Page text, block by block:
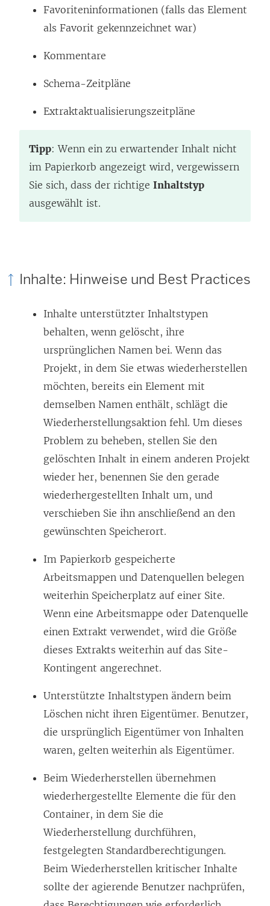
Favoriteninformationen (falls das Element
als Favorit gekennzeichnet war)
Kommentare
Schema-Zeitpläne
Extraktaktualisierungszeitpläne
Tipp: Wenn ein zu erwartender Inhalt nicht
im Papierkorb angezeigt wird, vergewissern
Sie sich, dass der richtige Inhaltstyp
ausgewählt ist.
Inhalte: Hinweise und Best Practices
Inhalte unterstützter Inhaltstypen
behalten, wenn gelöscht, ihre
ursprünglichen Namen bei. Wenn das
Projekt, in dem Sie etwas wiederherstellen
möchten, bereits ein Element mit
demselben Namen enthält, schlägt die
Wiederherstellungsaktion fehl. Um dieses
Problem zu beheben, stellen Sie den
gelöschten Inhalt in einem anderen Projekt
wieder her, benennen Sie den gerade
wiederhergestellten Inhalt um, und
verschieben Sie ihn anschließend an den
gewünschten Speicherort.
Im Papierkorb gespeicherte
Arbeitsmappen und Datenquellen belegen
weiterhin Speicherplatz auf einer Site.
Wenn eine Arbeitsmappe oder Datenquelle
einen Extrakt verwendet, wird die Größe
dieses Extrakts weiterhin auf das Site-
Kontingent angerechnet.
Unterstützte Inhaltstypen ändern beim
Löschen nicht ihren Eigentümer. Benutzer,
die ursprünglich Eigentümer von Inhalten
waren, gelten weiterhin als Eigentümer.
Beim Wiederherstellen übernehmen
wiederhergestellte Elemente die für den
Container, in dem Sie die
Wiederherstellung durchführen,
festgelegten Standardberechtigungen.
Beim Wiederherstellen kritischer Inhalte
sollte der agierende Benutzer nachprüfen,